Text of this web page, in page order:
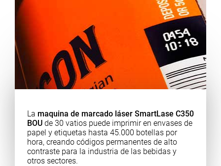
La maquina de marcado láser SmartLase C350
BOU de 30 vatios puede imprimir en envases de
papel y etiquetas hasta 45.000 botellas por
hora, creando códigos permanentes de alto
contraste para la industria de las bebidas y
otros sectores.